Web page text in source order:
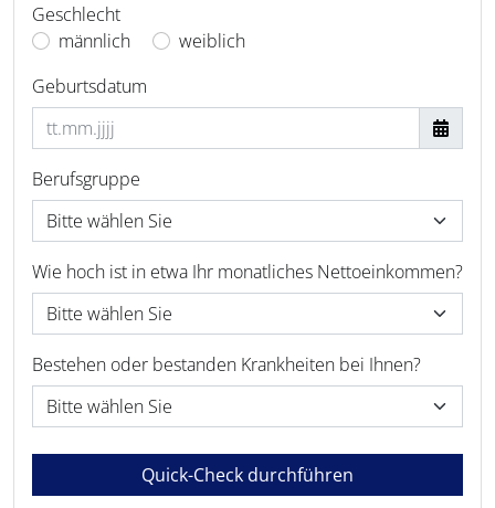
Geschlecht
männlich
weiblich
Geburtsdatum
Berufsgruppe
Wie hoch ist in etwa Ihr monatliches Nettoeinkommen?
Bestehen oder bestanden Krankheiten bei Ihnen?
Quick-Check durchführen